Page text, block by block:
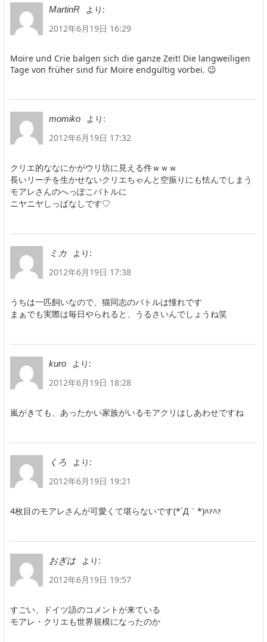
MartinR
より:
2012年6月19日 16:29
Moire und Crie balgen sich die ganze Zeit! Die langweiligen
Tage von früher sind für Moire endgültig vorbei. 😉
momiko
より:
2012年6月19日 17:32
クリエ的ななにかがウリ坊に見える件ｗｗｗ
長いリーチを生かせないクリエちゃんと空振りにも怯んでしまう
モアレさんのへっぽこバトルに
ニヤニヤしっぱなしです♡
ミカ
より:
2012年6月19日 17:38
うちは一匹飼いなので、猫同志のバトルは憧れです
まぁでも実際は毎日やられると、うるさいんでしょうね笑
kuro
より:
2012年6月19日 18:28
嵐がきても、あったかい家族がいるモアクリはしあわせですね
くろ
より:
2012年6月19日 19:21
4枚目のモアレさんが可愛くて堪らないです(*´Д｀*)ﾊｧﾊｧ
おぎは
より:
2012年6月19日 19:57
すごい、ドイツ語のコメントが来ている
モアレ・クリエも世界規模になったのか